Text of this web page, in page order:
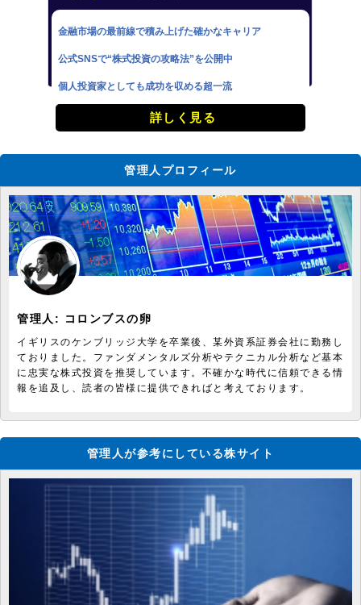
金融市場の最前線で積み上げた確かなキャリア
公式SNSで“株式投資の攻略法”を公開中
個人投資家としても成功を収める超一流
詳しく見る
管理人プロフィール
管理人: コロンブスの卵
イギリスのケンブリッジ大学を卒業後、某外資系証券会社に勤務し
ておりました。ファンダメンタルズ分析やテクニカル分析など基本
に忠実な株式投資を推奨しています。不確かな時代に信頼できる情
報を追及し、読者の皆様に提供できればと考えております。
管理人が参考にしている株サイト